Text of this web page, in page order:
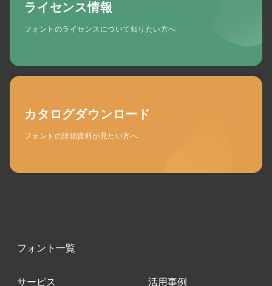
ライセンス情報
フォントのライセンスについて知りたい方へ
カタログダウンロード
フォントの詳細資料が見たい方へ
フォント一覧
サービス 活用事例